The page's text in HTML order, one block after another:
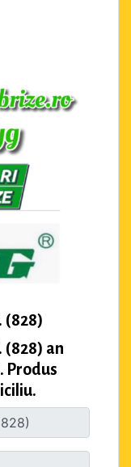
(828)
(828) an
Produs